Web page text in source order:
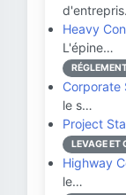
Heavy
L'épine…
Corporate
le s…
Project
LEVAGE ET
Highway
le…